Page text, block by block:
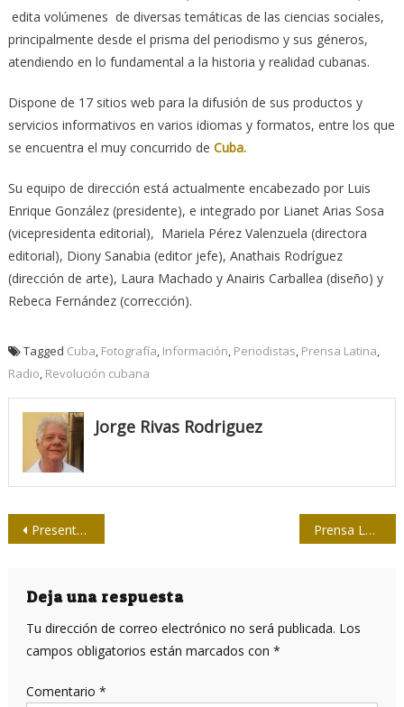
edita volúmenes de diversas temáticas de las ciencias sociales,
principalmente desde el prisma del periodismo y sus géneros,
atendiendo en lo fundamental a la historia y realidad cubanas.
Dispone de 17 sitios web para la difusión de sus productos y
servicios informativos en varios idiomas y formatos, entre los que
se encuentra el muy concurrido de Cuba.
Su equipo de dirección está actualmente encabezado por Luis
Enrique González (presidente), e integrado por Lianet Arias Sosa
(vicepresidenta editorial), Mariela Pérez Valenzuela (directora
editorial), Diony Sanabia (editor jefe), Anathais Rodríguez
(dirección de arte), Laura Machado y Anairis Carballea (diseño) y
Rebeca Fernández (corrección).
Tagged Cuba Fotografía Información Periodistas Prensa Latina
Radio Revolución cubana
Jorge Rivas Rodriguez
Navegación
entradas
Presentan resultados del estudio sobre violencia de género en la prensa cubana Prensa Latina por un mejor periodismo para Cuba y el mundo
Deja una respuesta
Tu dirección de correo electrónico no será publicada. Los
campos obligatorios están marcados con *
Comentario *